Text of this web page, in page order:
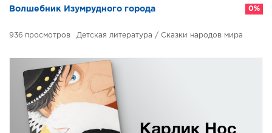
Волшебник Изумрудного города
936 Детская литература / Сказки народов мира
0%